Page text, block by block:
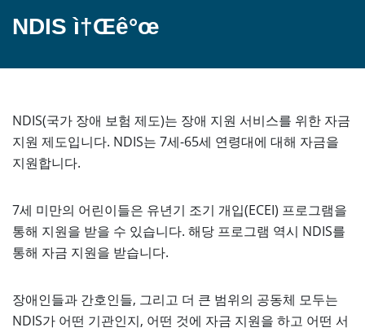
NDIS ì†Œê°œ
NDIS(국가 장애 보험 제도)는 장애 지원 서비스를 위한 자금
지원 제도입니다. NDIS는 7세-65세 연령대에 대해 자금을
지원합니다.
7세 미만의 어린이들은 유년기 조기 개입(ECEI) 프로그램을
통해 지원을 받을 수 있습니다. 해당 프로그램 역시 NDIS를
통해 자금 지원을 받습니다.
장애인들과 간호인들, 그리고 더 큰 범위의 공동체 모두는
NDIS가 어떤 기관인지, 어떤 것에 자금 지원을 하고 어떤 서